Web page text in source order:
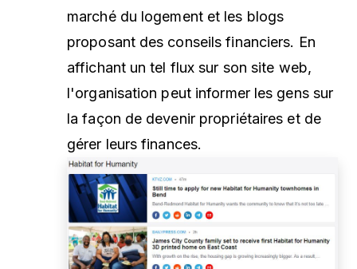
marché du logement et les blogs
proposant des conseils financiers. En
affichant un tel flux sur son site web,
l'organisation peut informer les gens sur
la façon de devenir propriétaires et de
gérer leurs finances.